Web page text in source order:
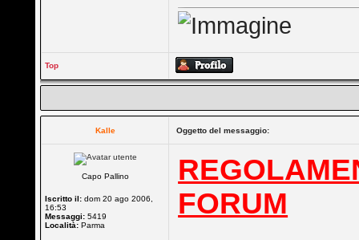
Top
Kalle Oggetto del messaggio:
Capo Pallino
Iscritto il: dom 20 ago 2006,
16:53
Messaggi: 5419
Località: Parma
FORUM